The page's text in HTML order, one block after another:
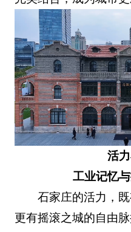
活
工业记忆
石家庄的活力，
更有摇滚之城的自由脉